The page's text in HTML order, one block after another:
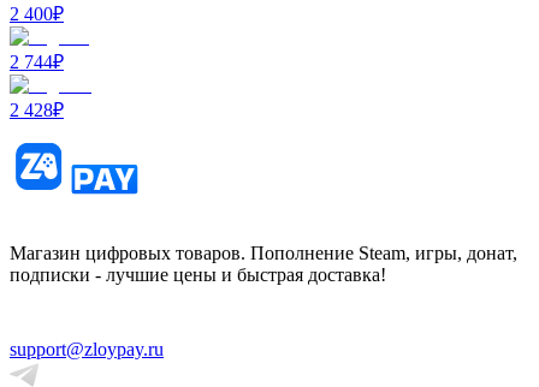
2 400₽
2 744₽
2 428₽
Магазин цифровых товаров. Пополнение Steam, игры, донат,
подписки - лучшие цены и быстрая доставка!
support@zloypay.ru